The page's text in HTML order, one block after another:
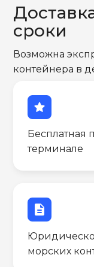
сроки
Возможна
контейнера в
star
Бесплатная
терминале
description
морских